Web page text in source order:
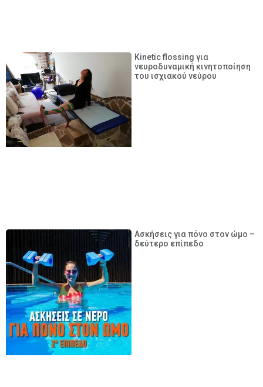
Kinetic flossing για
νευροδυναμική κινητοποίηση
του ισχιακού νεύρου
Ασκήσεις για πόνο στον ώμο –
δεύτερο επίπεδο